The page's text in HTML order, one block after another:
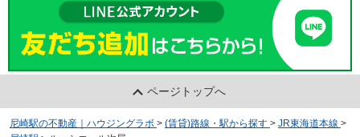
ページトップへ
尼崎駅の不動産｜ハウジングラボ > (賃貸)路線・駅から探す > JR東海道本線 >